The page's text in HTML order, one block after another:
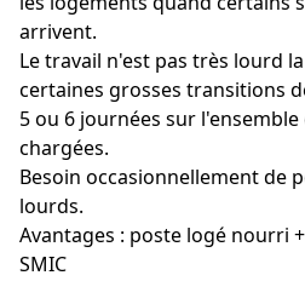
arrivent.
Le travail n'est pas très lourd
certaines grosses transitions
5 ou 6 journées sur
chargées.
Besoin occasionnellement de
lourds.
Avantages : poste logé nourri
SMIC